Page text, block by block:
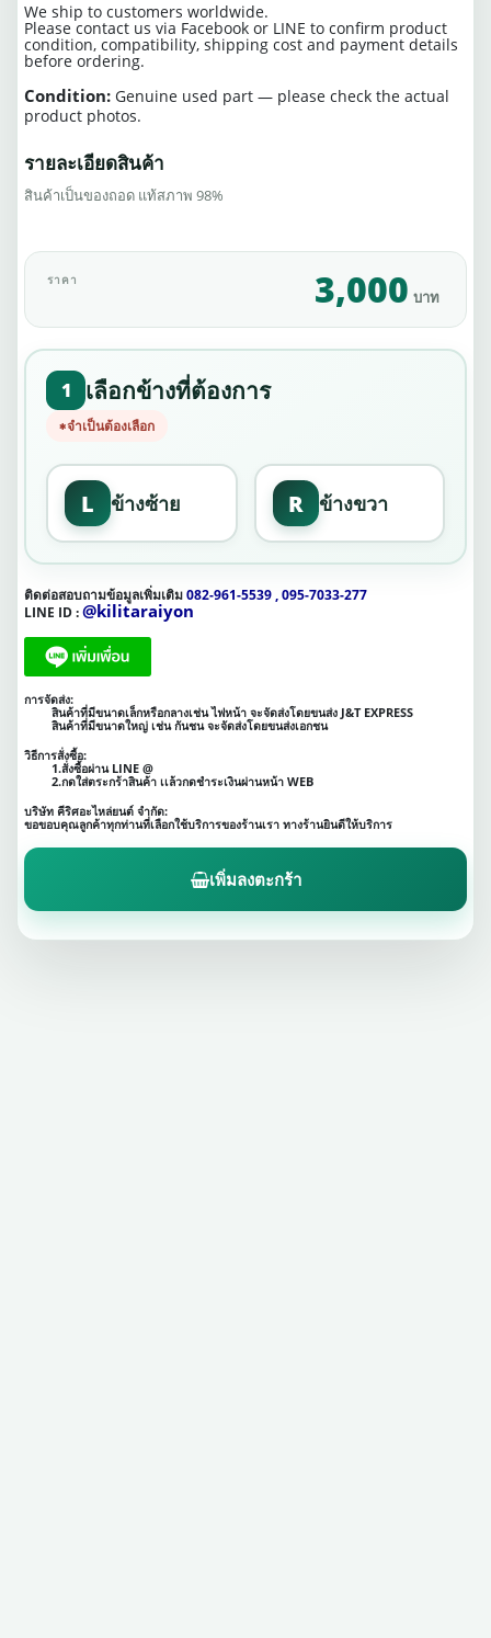
We ship to customers worldwide.
Please contact us via Facebook or LINE to confirm product
condition, compatibility, shipping cost and payment details
before ordering.
Condition: Genuine used part — please check the actual
product photos.
รายละเอียดสินค้า
สินค้าเป็นของถอด แท้สภาพ 98%
ราคา 3,000 บาท
1 เลือกข้างที่ต้องการ
จำเป็นต้องเลือก
L ข้างซ้าย R ข้างขวา
ติดต่อสอบถามข้อมูลเพิ่มเติม082-961-5539 , 095-7033-277
LINE ID :@kilitaraiyon
การจัดส่ง:
สินค้าที่มีขนาดเล็กหรือกลางเช่น ไฟหน้า จะจัดส่งโดยขนส่ง J&T EXPRESS
สินค้าที่มีขนาดใหญ่ เช่น กันชน จะจัดส่งโดยขนส่งเอกชน
วิธีการสั่งซื้อ:
1.สั่งซื้อผ่าน LINE @
2.กดใส่ตระกร้าสินค้า เเล้วกดชำระเงินผ่านหน้า WEB
บริษัท คีริศอะไหล่ยนต์ จำกัด:
ขอขอบคุณลูกค้าทุกท่านที่เลือกใช้บริการของร้านเรา ทางร้านยินดีให้บริการ
เพิ่มลงตะกร้า